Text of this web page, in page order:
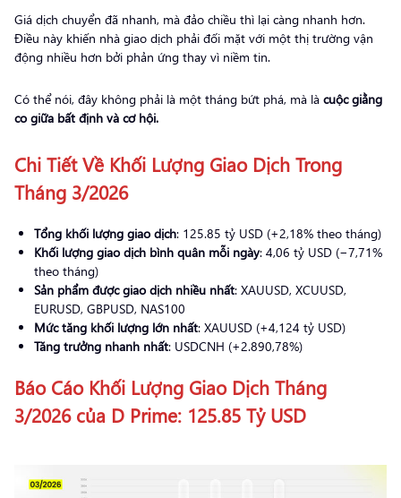
Giá dịch chuyển đã nhanh, mà đảo chiều thì lại càng nhanh hơn.
Điều này khiến nhà giao dịch phải đối mặt với một thị trường vận
động nhiều hơn bởi phản ứng thay vì niềm tin.
Có thể nói, đây không phải là một tháng bứt phá, mà là cuộc giằng
co giữa bất định và cơ hội.
Chi Tiết Về Khối Lượng Giao Dịch Trong
Tháng 3/2026
Tổng khối lượng giao dịch: 125.85 tỷ USD (+2,18% theo tháng)
Khối lượng giao dịch bình quân mỗi ngày: 4,06 tỷ USD (−7,71%
theo tháng)
Sản phẩm được giao dịch nhiều nhất: XAUUSD, XCUUSD,
EURUSD, GBPUSD, NAS100
Mức tăng khối lượng lớn nhất: XAUUSD (+4,124 tỷ USD)
Tăng trưởng nhanh nhất: USDCNH (+2.890,78%)
Báo Cáo Khối Lượng Giao Dịch Tháng
3/2026 của D Prime: 125.85 Tỷ USD